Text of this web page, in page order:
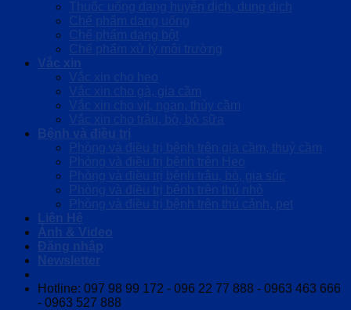
Thuốc uống dạng huyễn dịch, dung dịch
Chế phẩm dạng uống
Chế phẩm dạng bột
Chế phẩm xử lý môi trường
Vắc xin
Vắc xin cho heo
Vắc xin cho gà, gia cầm
Vắc xin cho vịt, ngan, thủy cầm
Vắc xin cho trâu, bò, bò sữa
Bệnh và điều trị
Phòng và điều trị bệnh trên gia cầm, thuỷ cầm
Phòng và điều trị bệnh trên Heo
Phòng và điều trị bệnh trâu, bò, gia súc
Phòng và điều trị bệnh trên thú nhỏ
Phòng và điều trị bệnh trên thú cảnh, pet
Liên Hệ
Ảnh & Video
Đăng nhập
Newsletter
Hotline: 097 98 99 172 - 096 22 77 888 - 0963 463 666
- 0963 527 888